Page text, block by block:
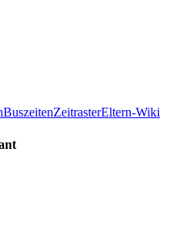
BuszeitenZeitrasterEltern-Wiki